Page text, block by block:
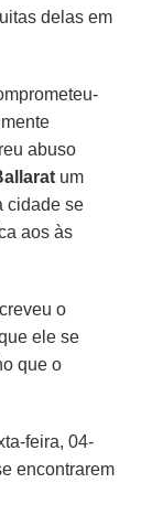
delas em
abuso
um
cidade se
aos às
o
ele se
que o
feira, 04-
encontrarem